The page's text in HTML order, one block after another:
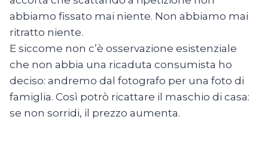
abbiamo fissato mai niente. Non abbiamo mai
ritratto niente.
E siccome non c’è osservazione esistenziale
che non abbia una ricaduta consumista ho
deciso: andremo dal fotografo per una foto di
famiglia. Così potrò ricattare il maschio di casa:
se non sorridi, il prezzo aumenta.